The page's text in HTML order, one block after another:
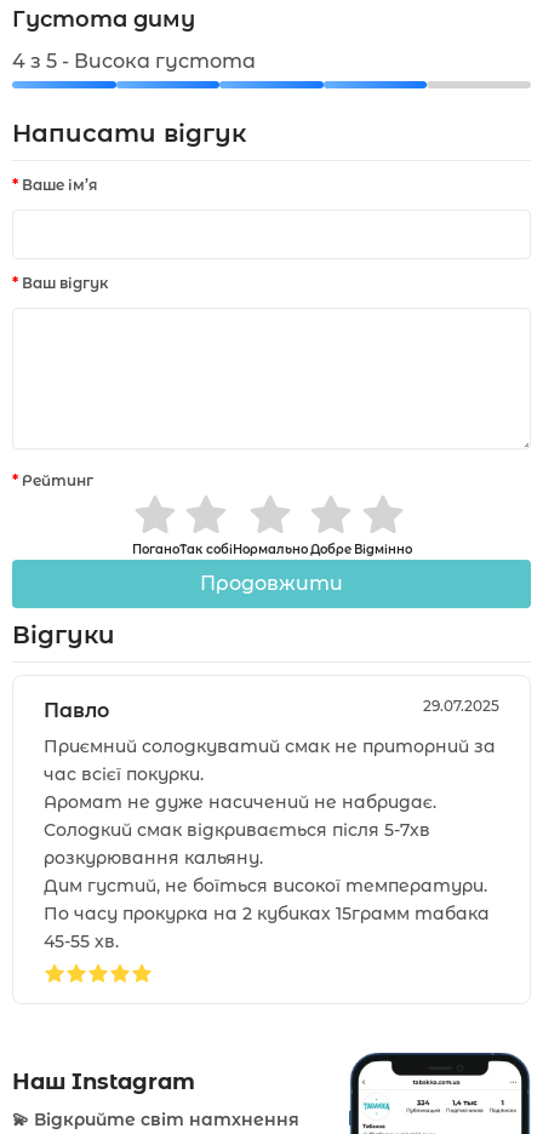
Густота диму
4 з 5 - Висока густота
Написати відгук
Ваше ім’я
Ваш відгук
Рейтинг
ПоганоТак собіНормальноДобре Відмінно
Продовжити
Відгуки
Павло 29.07.2025
Приємний солодкуватий смак не приторний за
час всієї покурки.
Аромат не дуже насичений не набридає.
Солодкий смак відкривається після 5-7хв
розкурювання кальяну.
Дим густий, не боїться високої температури.
По часу прокурка на 2 кубиках 15грамм табака
45-55 хв.
Наш Instagram
💫 Відкрийте світ натхнення